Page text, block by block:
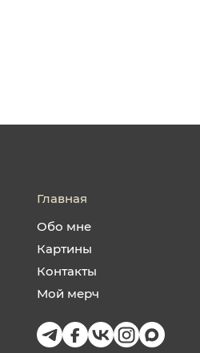
Главная
Обо мне
Картины
Контакты
Мой мерч